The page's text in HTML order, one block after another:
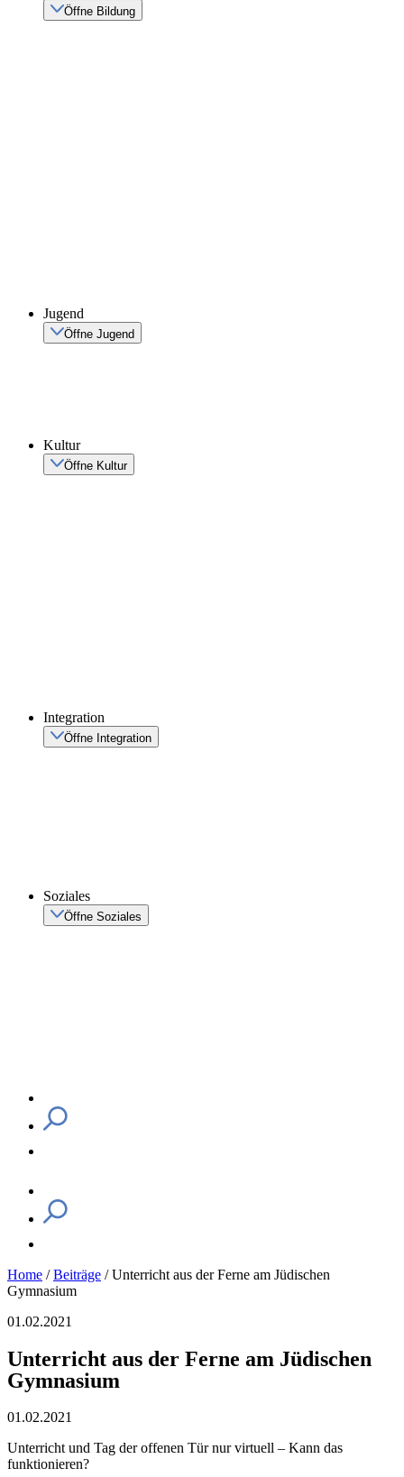
Öffne Bildung
Jugend
Öffne Jugend
Kultur
Öffne Kultur
Integration
Öffne Integration
Soziales
Öffne Soziales
Home /Beiträge /Unterricht aus der Ferne am Jüdischen
Gymnasium
01.02.2021
Unterricht aus der Ferne am Jüdischen
Gymnasium
01.02.2021
Unterricht und Tag der offenen Tür nur virtuell – Kann das
funktionieren?